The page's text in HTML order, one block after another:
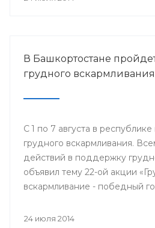
В Башкортостане
грудного вскармливания
С 1 по 7 августа в
грудного вскармливания.
действий в поддержку
объявил тему 22-ой акции
вскармливание - победный
мира по футболу.
24 июля 2014